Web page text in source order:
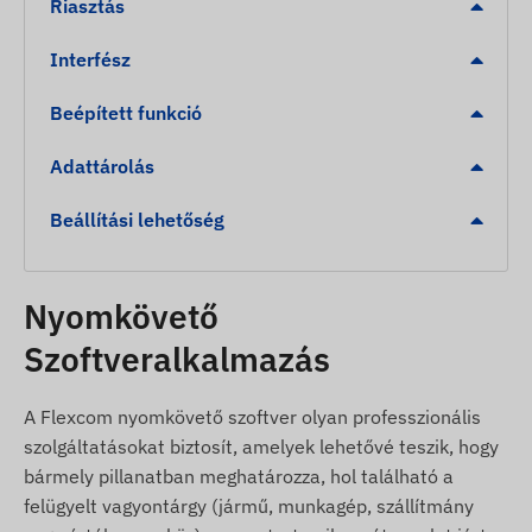
Riasztások
Illetéktelen elmozdulás észlelése.
eszközt vagy a védett tárgyat külső behatás éri.
Alacsony akkumulátor szint jelzése a
Sebességtúllépés riasztás.
Digitális kerítés (Geofencing) elhagyása vagy
érkezés egy kijelölt zónába (POI).
Juneo TK905C 4G LTE mágneses GPS
nyomkövető
USB töltőkábel
Riasztás
Interfész
Beépített funkció
Adattárolás
Beállítási lehetőség
Nyomkövető
Szoftveralkalmazás
A Flexcom nyomkövető szoftver olyan professzionális
szolgáltatásokat biztosít, amelyek lehetővé teszik, hogy
bármely pillanatban meghatározza, hol található a
felügyelt vagyontárgy (jármű, munkagép, szállítmány